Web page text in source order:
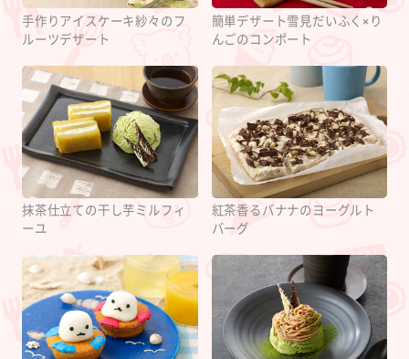
手作りアイスケーキ紗々のフ
ルーツデザート
簡単デザート雪見だいふく×り
んごのコンポート
抹茶仕立ての干し芋ミルフィ
ーユ
紅茶香るバナナのヨーグルト
バーグ